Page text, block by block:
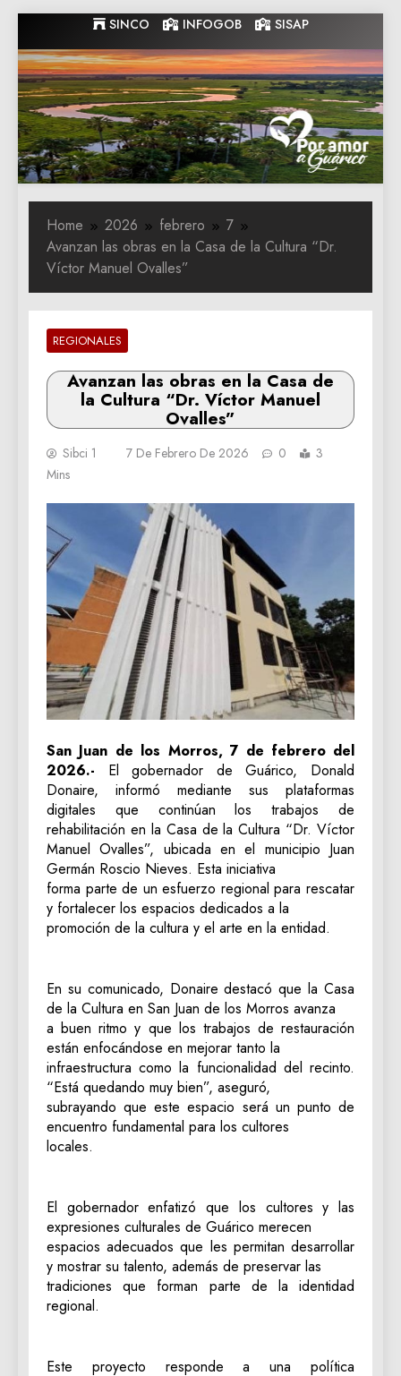
to
content
SINCO INFOGOB SISAP
Gobernacion
de Guarico
Gobernacion de Guarico
Home 2026 febrero
7
Avanzan las obras en la Casa de la Cultura “Dr.
Víctor Manuel Ovalles”
REGIONALES
Avanzan las obras en la Casa de
la Cultura “Dr. Víctor Manuel
Ovalles”
Sibci 1 7 De Febrero De 2026 0
3
Mins
San Juan de los Morros, 7 de febrero del
2026.- El gobernador de Guárico, Donald
Donaire, informó mediante sus plataformas
digitales que continúan los trabajos de
rehabilitación en la Casa de la Cultura “Dr. Víctor
Manuel Ovalles”, ubicada en el municipio Juan
Germán Roscio Nieves. Esta iniciativa
forma parte de un esfuerzo regional para rescatar
y fortalecer los espacios dedicados a la
promoción de la cultura y el arte en la entidad.
En su comunicado, Donaire destacó que la Casa
de la Cultura en San Juan de los Morros avanza
a buen ritmo y que los trabajos de restauración
están enfocándose en mejorar tanto la
infraestructura como la funcionalidad del recinto.
“Está quedando muy bien”, aseguró,
subrayando que este espacio será un punto de
encuentro fundamental para los cultores
locales.
El gobernador enfatizó que los cultores y las
expresiones culturales de Guárico merecen
espacios adecuados que les permitan desarrollar
y mostrar su talento, además de preservar las
tradiciones que forman parte de la identidad
regional.
Este proyecto responde a una política